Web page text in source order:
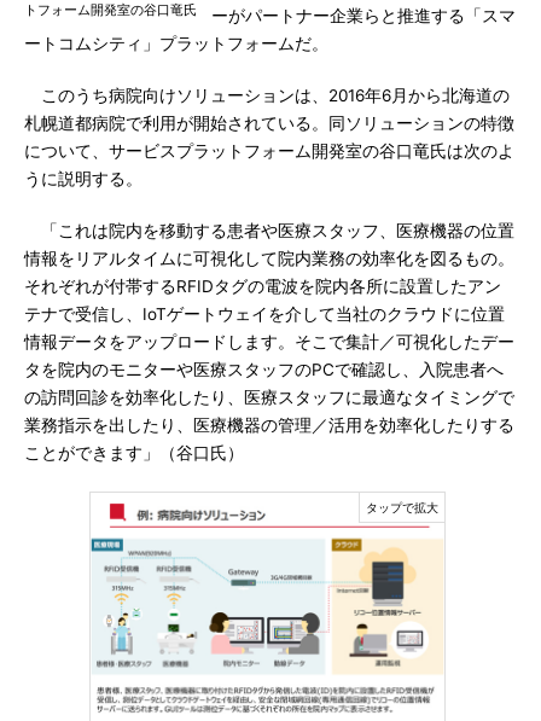
トフォーム開発室の谷口竜氏
ーがパートナー企業らと推進する「スマ
ートコムシティ」プラットフォームだ。
このうち病院向けソリューションは、2016年6月から北海道の
札幌道都病院で利用が開始されている。同ソリューションの特徴
について、サービスプラットフォーム開発室の谷口竜氏は次のよ
うに説明する。
「これは院内を移動する患者や医療スタッフ、医療機器の位置
情報をリアルタイムに可視化して院内業務の効率化を図るもの。
それぞれが付帯するRFIDタグの電波を院内各所に設置したアン
テナで受信し、IoTゲートウェイを介して当社のクラウドに位置
情報データをアップロードします。そこで集計／可視化したデー
タを院内のモニターや医療スタッフのPCで確認し、入院患者へ
の訪問回診を効率化したり、医療スタッフに最適なタイミングで
業務指示を出したり、医療機器の管理／活用を効率化したりする
ことができます」（谷口氏）